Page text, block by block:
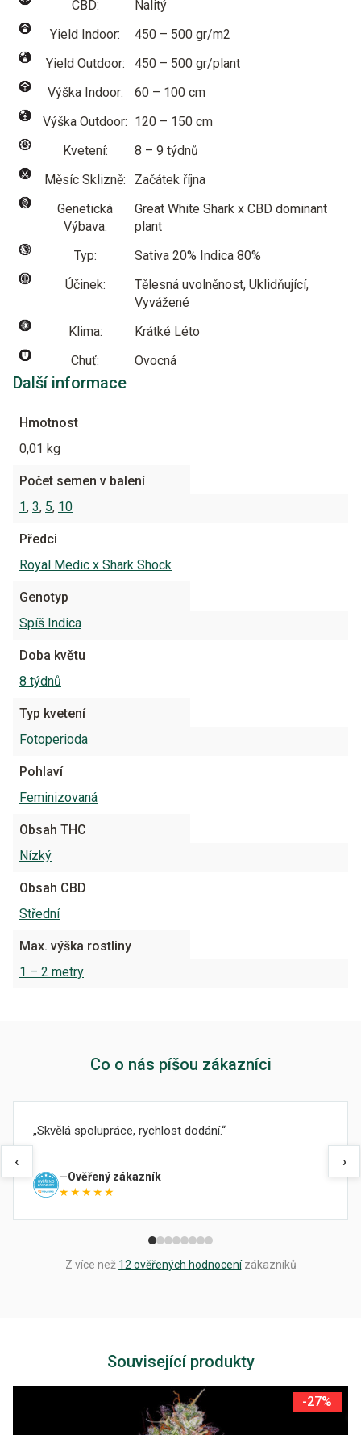
CBD:
Nalitý
Yield Indoor:
450 – 500 gr/m2
Yield Outdoor:
450 – 500 gr/plant
Výška Indoor:
60 – 100 cm
Výška Outdoor: 120 – 150 cm
Kvetení:
8 – 9 týdnů
Měsíc Sklizně:
Začátek října
Genetická
Výbava:
Great White Shark x CBD dominant
plant
Typ:
Sativa 20% Indica 80%
Účinek:
Tělesná uvolněnost, Uklidňující,
Vyvážené
Klima:
Krátké Léto
Chuť:
Ovocná
Další informace
Hmotnost
0,01 kg
Počet semen v balení
1, 3, 5, 10
Předci
Royal Medic x Shark Shock
Genotyp
Spíš Indica
Doba květu
8 týdnů
Typ kvetení
Fotoperioda
Pohlaví
Feminizovaná
Obsah THC
Nízký
Obsah CBD
Střední
Max. výška rostliny
1 – 2 metry
Co o nás píšou zákazníci
‹
Skvělá spolupráce, rychlost dodání.
Ověřený zákazník
★★★★★
›
Z více než 12 ověřených hodnocenízákazníků
Související produkty
-27%